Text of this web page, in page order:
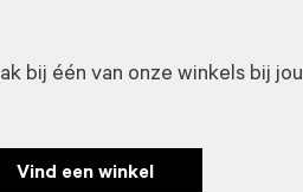
bij één van onze winkels bij
Vind een winkel